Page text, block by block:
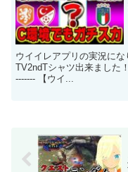
ウイイレアプリの実況に
TV2ndTシャツ出来ました
------- 【ウイ...